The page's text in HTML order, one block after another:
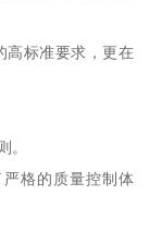
高标准要求，更在
。
格的质量控制体